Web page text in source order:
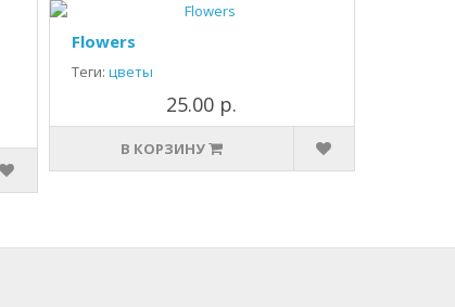
Flowers
Теги: цветы
25.00 р.
В КОРЗИНУ